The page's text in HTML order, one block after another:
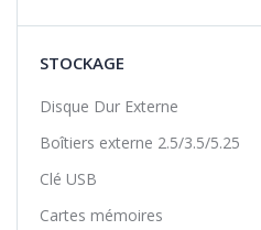
STOCKAGE
Disque Dur Externe
Boîtiers externe 2.5/3.5/5.25
Clé USB
Cartes mémoires